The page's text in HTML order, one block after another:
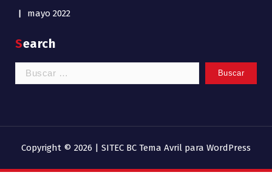
mayo 2022
Search
Buscar:
Copyright © 2026 | SITEC BC Tema Avril para WordPress